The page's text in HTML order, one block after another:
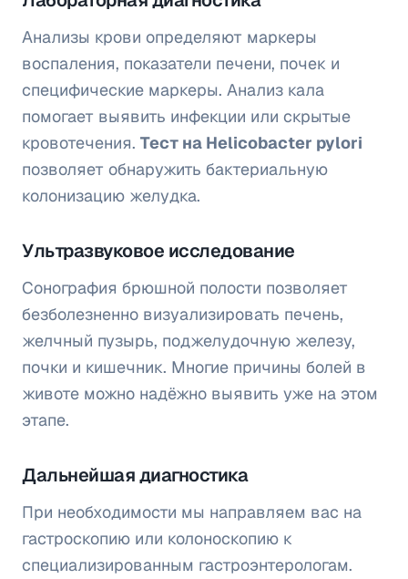
Анализы крови определяют маркеры
воспаления, показатели печени, почек и
специфические маркеры. Анализ кала
помогает выявить инфекции или скрытые
кровотечения. Тест на Helicobacter pylori
позволяет обнаружить бактериальную
колонизацию желудка.
Ультразвуковое исследование
Сонография брюшной полости позволяет
безболезненно визуализировать печень,
желчный пузырь, поджелудочную железу,
почки и кишечник. Многие причины болей в
животе можно надёжно выявить уже на этом
этапе.
Дальнейшая диагностика
При необходимости мы направляем вас на
гастроскопию или колоноскопию к
специализированным гастроэнтерологам.